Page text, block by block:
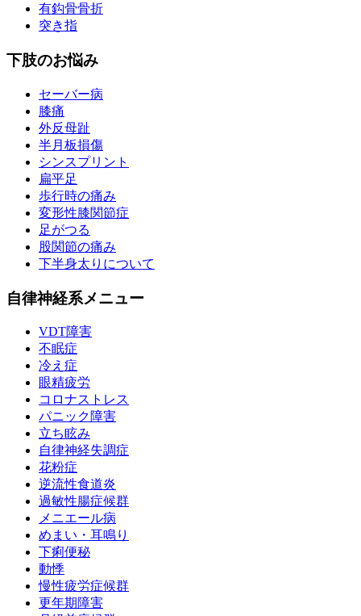
有鈎骨骨折
突き指
下肢のお悩み
セーバー病
膝痛
外反母趾
半月板損傷
シンスプリント
扁平足
歩行時の痛み
変形性膝関節症
足がつる
股関節の痛み
下半身太りについて
自律神経系メニュー
VDT障害
不眠症
冷え症
眼精疲労
コロナストレス
パニック障害
立ち眩み
自律神経失調症
花粉症
逆流性食道炎
過敏性腸症候群
メニエール病
めまい・耳鳴り
下痢便秘
動悸
慢性疲労症候群
更年期障害